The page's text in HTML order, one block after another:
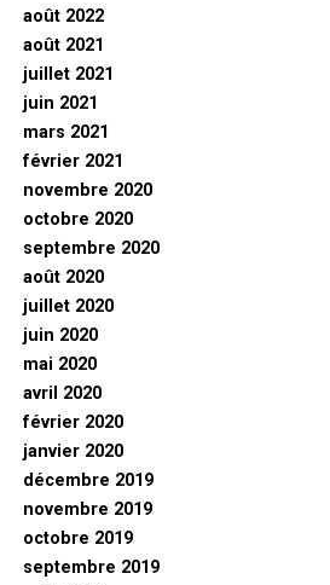
août 2022
août 2021
juillet 2021
juin 2021
mars 2021
février 2021
novembre 2020
octobre 2020
septembre 2020
août 2020
juillet 2020
juin 2020
mai 2020
avril 2020
février 2020
janvier 2020
décembre 2019
novembre 2019
octobre 2019
septembre 2019